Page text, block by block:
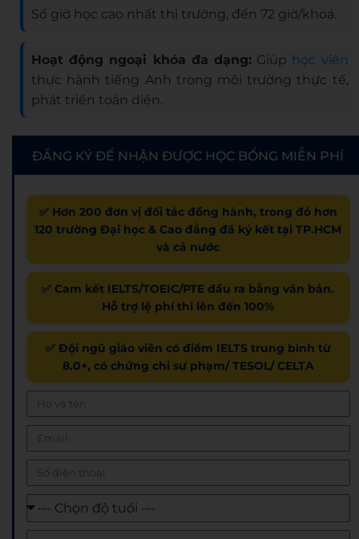
Số giờ học cao nhất thị trường, đến 72 giờ/khoá.
Hoạt động ngoại khóa đa dạng: Giúp học viên
thực hành tiếng Anh trong môi trường thực tế,
phát triển toàn diện.
ĐĂNG KÝ ĐỂ NHẬN ĐƯỢC HỌC BỔNG MIỄN PHÍ
✅ Hơn 200 đơn vị đối tác đồng hành, trong đó hơn
120 trường Đại học & Cao đẳng đã ký kết tại TP.HCM
và cả nước
✅ Cam kết IELTS/TOEIC/PTE đầu ra bằng văn bản.
Hỗ trợ lệ phí thi lên đến 100%
✅ Đội ngũ giáo viên có điểm IELTS trung bình từ
8.0+, có chứng chỉ sư phạm/ TESOL/ CELTA